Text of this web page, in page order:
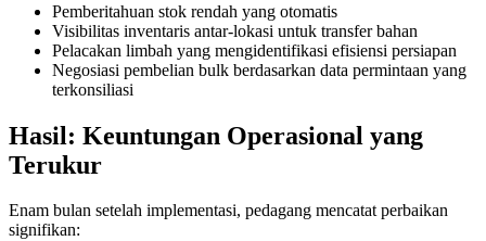
Pemberitahuan stok rendah yang otomatis
Visibilitas inventaris antar-lokasi untuk transfer bahan
Pelacakan limbah yang mengidentifikasi efisiensi persiapan
Negosiasi pembelian bulk berdasarkan data permintaan yang
terkonsiliasi
Hasil: Keuntungan Operasional yang
Terukur
Enam bulan setelah implementasi, pedagang mencatat perbaikan
signifikan: